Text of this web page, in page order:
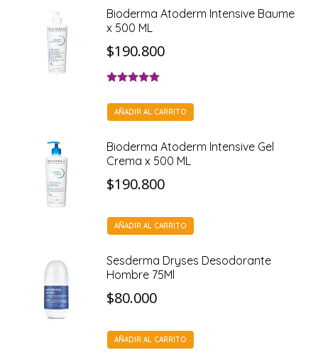
Bioderma Atoderm Intensive Baume
x 500 ML
$190.800
5.00de 5
AÑADIR AL CARRITO
Bioderma Atoderm Intensive Gel
Crema x 500 ML
$190.800
AÑADIR AL CARRITO
Sesderma Dryses Desodorante
Hombre 75Ml
$80.000
AÑADIR AL CARRITO